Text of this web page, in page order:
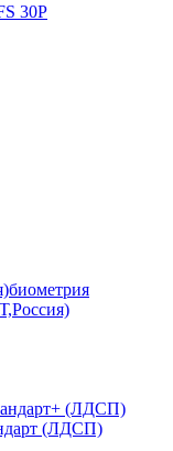
30P
(ЛДСП)
(ЛДСП)